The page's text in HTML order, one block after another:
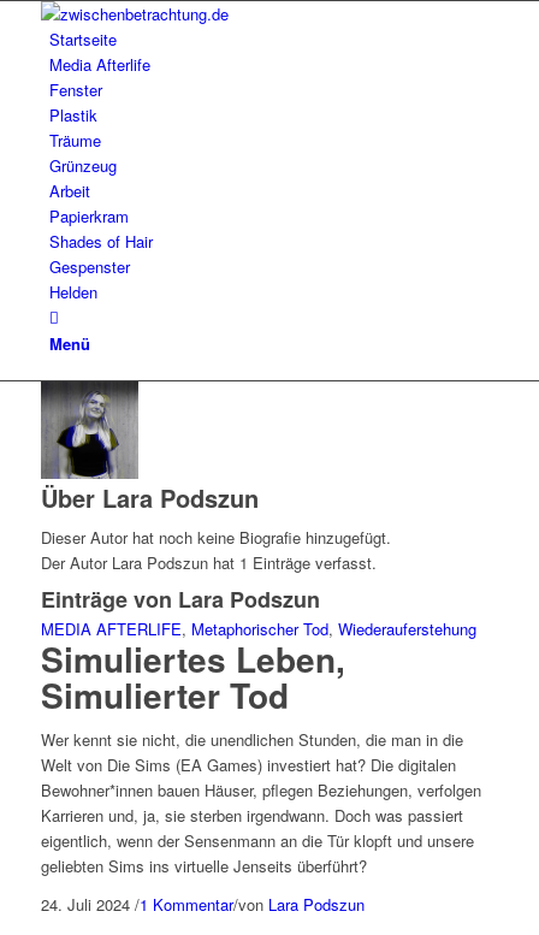
Startseite
Media Afterlife
Fenster
Plastik
Träume
Grünzeug
Arbeit
Papierkram
Shades of Hair
Gespenster
Helden
Menü
Über Lara Podszun
Dieser Autor hat noch keine Biografie hinzugefügt.
Der Autor Lara Podszunhat 1 Einträge verfasst.
Einträge von Lara Podszun
MEDIA AFTERLIFE, Metaphorischer Tod, Wiederauferstehung
Simuliertes Leben,
Simulierter Tod
Wer kennt sie nicht, die unendlichen Stunden, die man in die
Welt von Die Sims (EA Games) investiert hat? Die digitalen
Bewohner*innen bauen Häuser, pflegen Beziehungen, verfolgen
Karrieren und, ja, sie sterben irgendwann. Doch was passiert
eigentlich, wenn der Sensenmann an die Tür klopft und unsere
geliebten Sims ins virtuelle Jenseits überführt?
24. Juli 2024 /1 Kommentar/von Lara Podszun